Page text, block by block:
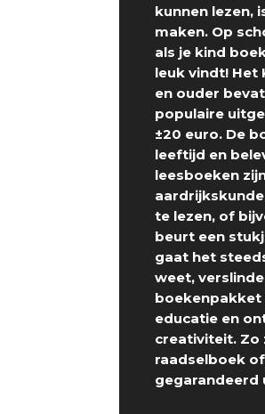
kunnen lezen,
maken. Op
als je kind
leuk vindt! Het
en ouder
populaire
±20 euro. De
leeftijd en
leesboeken
te lezen, of
beurt een
gaat het
weet,
boekenpakket
educatie en
creativiteit. Zo
raadselboek
gegarandeerd